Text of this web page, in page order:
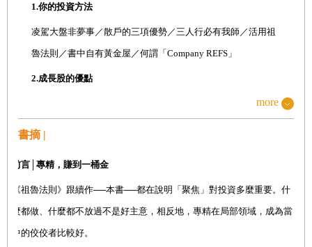
1.你的投資方法
凌駕大盤非夢事／散戶的三項優勢／三人行必有我師／活用祖
魯法則／書中自有黃金屋／何謂「Company REFS」
2.成長股的優點
投資的三條途徑／出色的投資典範／成長股應為投資主力／大
股的條件
more
書摘 |
前言│專精，賺到一桶金
《祖魯法則》跟續作──本書──都在說明「聚焦」對投資多麼重要。什
麼都做、什麼都不放過不是好主意，相反地，專精在局部領域，成為當
中的佼佼者比較好。